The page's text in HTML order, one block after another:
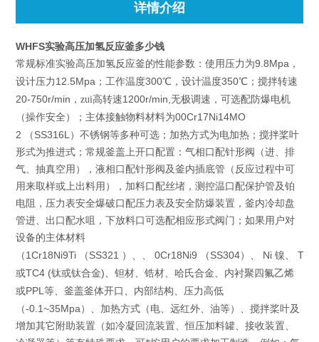
详情介绍
WHFS实验高压加氢反应釜多少钱
常规标准实验高压加氢反应釜的性能参数：使用压力为9.8Mpa ，
设计压力 12.5Mpa ；工作温度300℃，设计温度350℃；搅拌转速
20-750r/min ，zui高转速1200r/min,无极调速，可选配防爆电机
（操作安全）；主体接触物料材料为00Cr17Ni14MO
2
（ SS316L ）不锈钢等多种可选；加热方式为电加热；搅拌桨叶
形式为推进式；常规釜盖上开口配置：气相口配针形阀（进、排
气、抽真空用），液相口配针形阀及釜内插底管（反应过程中可
用来取样或上出料用），加料口配丝堵，测控温口配保护管及铂
电阻，压力表安全爆破口配压力表及安全防爆装置，釜内冷却盘
管进、出口配水咀，下放料口可选配相应形式阀门；如果用户对
设备的主体材料
（ 1Cr18Ni9Ti （ SS321 ）、、 0Cr18Ni9 （ SS304）、 Ni镍、 TA2
或TC4 (钛或钛合金)、钽材、锆材、哈氏合金、内衬聚四氟乙烯
或PPL等、釜盖釜体开口、内部结构、压力高低
（-0.1~35Mpa ）、加热方式（电、远红外、油等）、搅拌桨叶及
增加其它附助装置（如冷凝回流装置、恒压加料罐、接收装置、